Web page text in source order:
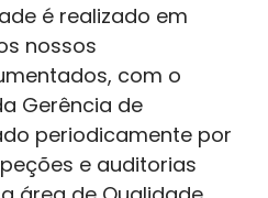
é realizado em
nossos
com o
Gerência de
periodicamente por
e auditorias